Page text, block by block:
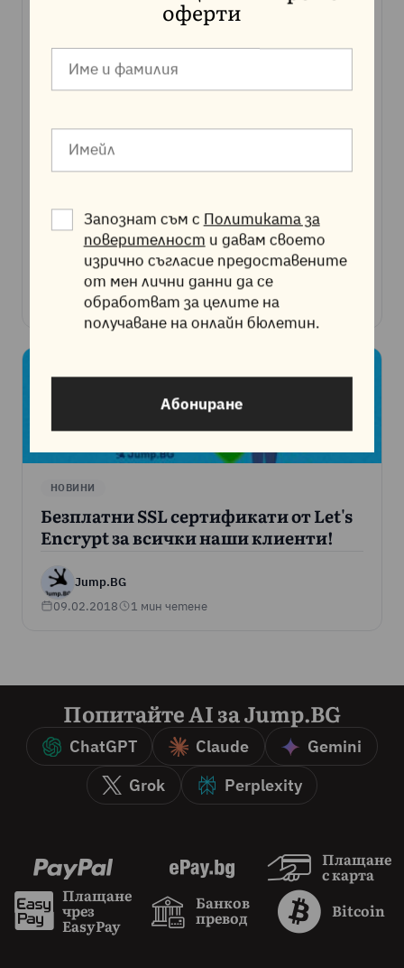
Новият Root сертификат на Let's
Encrypt и последствията от него
Jump.BG
01.10.2021 3 мин четене
НОВИНИ
Безплатни SSL сертификати от Let's
Encrypt за всички наши клиенти!
Jump.BG
09.02.2018 1 мин четене
оферти
Запознат съм с Политиката за
поверителност и давам своето
изрично съгласие предоставените
от мен лични данни да се
обработват за целите на
получаване на онлайн бюлетин.
Абониране
Попитайте AI за Jump.BG
ChatGPT Claude
Gemini
Grok
Perplexity
Плащане
с карта
Плащане
чрез
EasyPay
Банков
превод
Bitcoin